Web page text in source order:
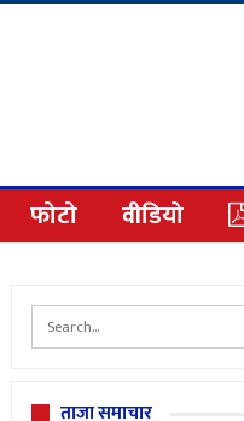
फोटो वीडियो
ताजा समाचार